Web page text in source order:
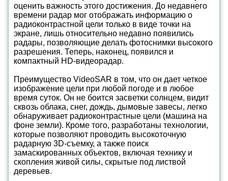
оценить важность этого достижения. До недавнего
времени радар мог отображать информацию о
радиоконтрастной цели только в виде точки на
экране, лишь относительно недавно появились
радары, позволяющие делать фотоснимки высокого
разрешения. Теперь, наконец, появился и
компактный HD-видеорадар.
Преимущество VideoSAR в том, что он дает четкое
изображение цели при любой погоде и в любое
время суток. Он не боится засветки солнцем, видит
сквозь облака, снег, дождь, дымовые завесы, легко
обнаруживает радиоконтрастные цели (машина на
фоне земли). Кроме того, разработаны технологии,
которые позволяют проводить высокоточную
радарную 3D-съемку, а также поиск
замаскированных объектов, включая технику и
скопления живой силы, скрытые под листвой
деревьев.